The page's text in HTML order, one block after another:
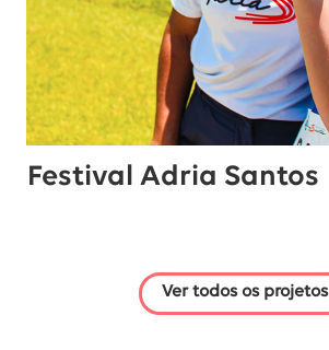
Festival Adria Santos
Ver todos os projetos